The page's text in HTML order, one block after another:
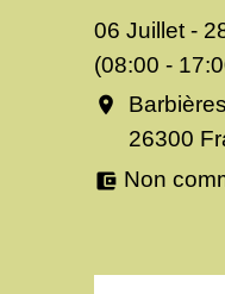
06 Juillet -
(08:00 -
location_on
Barbières
26300
account_balance_wallet Non